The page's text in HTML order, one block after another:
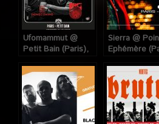
Ufomammut @
Petit Bain (Paris),
2023
Sierra @
Ephémère